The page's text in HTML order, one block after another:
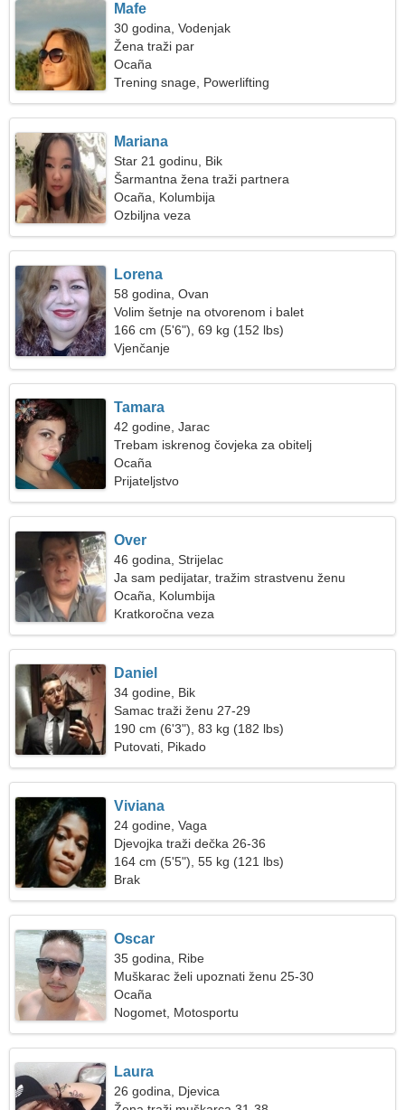
Mafe
30 godina, Vodenjak
Žena traži par
Ocaña
Trening snage, Powerlifting
Mariana
Star 21 godinu, Bik
Šarmantna žena traži partnera
Ocaña, Kolumbija
Ozbiljna veza
Lorena
58 godina, Ovan
Volim šetnje na otvorenom i balet
166 cm (5'6"), 69 kg (152 lbs)
Vjenčanje
Tamara
42 godine, Jarac
Trebam iskrenog čovjeka za obitelj
Ocaña
Prijateljstvo
Over
46 godina, Strijelac
Ja sam pedijatar, tražim strastvenu ženu
Ocaña, Kolumbija
Kratkoročna veza
Daniel
34 godine, Bik
Samac traži ženu 27-29
190 cm (6'3"), 83 kg (182 lbs)
Putovati, Pikado
Viviana
24 godine, Vaga
Djevojka traži dečka 26-36
164 cm (5'5"), 55 kg (121 lbs)
Brak
Oscar
35 godina, Ribe
Muškarac želi upoznati ženu 25-30
Ocaña
Nogomet, Motosportu
Laura
26 godina, Djevica